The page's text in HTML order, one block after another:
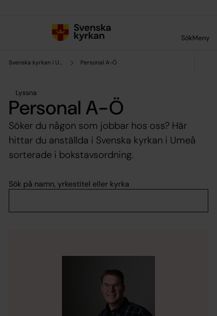
SökMeny
Svenska kyrkan i Umeå Personal A-Ö
Lyssna
Personal A-Ö
Söker du någon som jobbar hos oss? Här
hittar du anställda i Svenska kyrkan i Umeå
sorterade i bokstavsordning.
Sök på namn, yrkestitel eller kyrka